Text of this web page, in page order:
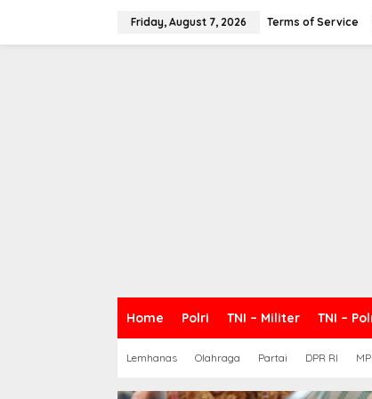
Friday, August 7, 2026 Terms of Service
Home Polri TNI – Militer TNI –
Lemhanas Olahraga Partai DPR RI